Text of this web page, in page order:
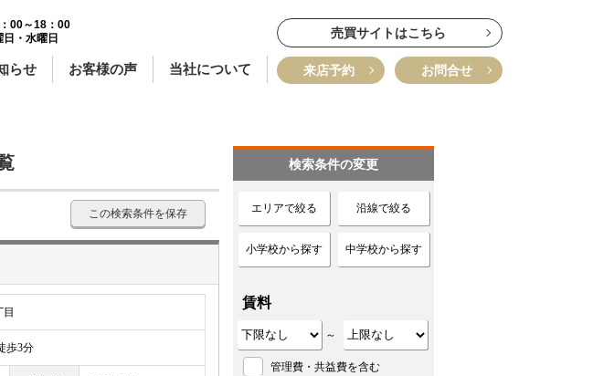
00～18：00
・水曜日
らせ お客様の声 当社について
売買サイトはこちら
来店予約 お問合せ
この検索条件を保存
3分
検索条件の変更
エリアで絞る 沿線で絞る
小学校から探す 中学校から探す
賃料
～
管理費・共益費を含む